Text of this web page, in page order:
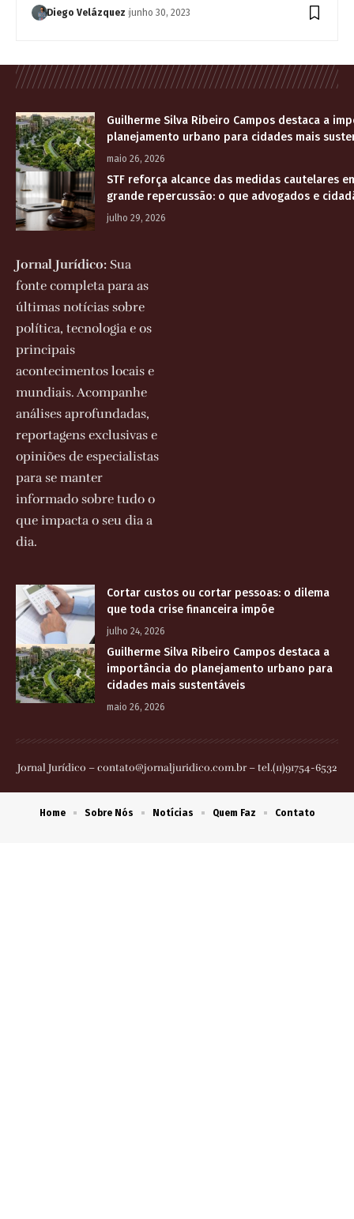
Diego Velázquez junho 30, 2023
Guilherme Silva Ribeiro Campos destaca a
planejamento urbano para cidades mais
maio 26, 2026
STF reforça alcance das medidas cautelares
grande repercussão: o que advogados e
julho 29, 2026
Jornal Jurídico: Sua
fonte completa para as
últimas notícias sobre
política, tecnologia e os
principais
acontecimentos locais e
mundiais. Acompanhe
análises aprofundadas,
reportagens exclusivas e
opiniões de especialistas
para se manter
informado sobre tudo o
que impacta o seu dia a
dia.
Cortar custos ou cortar pessoas: o dilema
que toda crise financeira impõe
julho 24, 2026
Guilherme Silva Ribeiro Campos destaca a
importância do planejamento urbano para
cidades mais sustentáveis
maio 26, 2026
Jornal Jurídico –contato@jornaljuridico.com.br– tel.(11)91754-6532
Home Sobre Nós Notícias Quem Faz Contato